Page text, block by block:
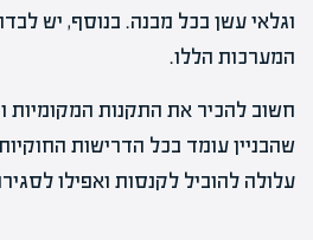
וגלאי עשן בכל מבנה. בנוסף, יש
המערכות הללו.
חשוב להכיר את התקנות המקומיות
שהבניין עומד בכל הדרישות
עלולה להוביל לקנסות ואפילו